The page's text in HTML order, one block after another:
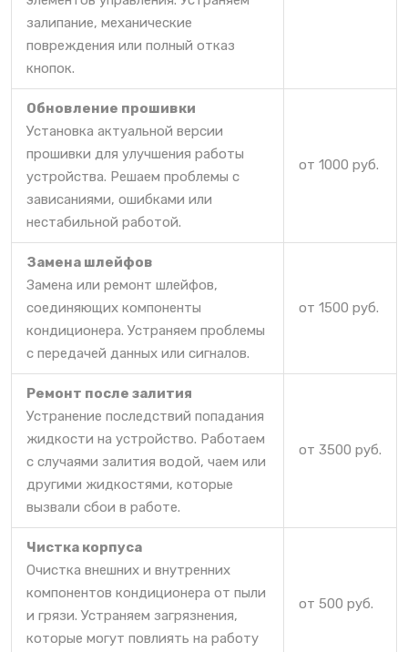
залипание, механические
повреждения или полный отказ
кнопок.
Обновление прошивки
Установка актуальной версии
прошивки для улучшения работы
устройства. Решаем проблемы с
зависаниями, ошибками или
нестабильной работой.
от 1000 руб.
Замена шлейфов
Замена или ремонт шлейфов,
соединяющих компоненты
кондиционера. Устраняем проблемы
с передачей данных или сигналов.
от 1500 руб.
Ремонт после залития
Устранение последствий попадания
жидкости на устройство. Работаем
с случаями залития водой, чаем или
другими жидкостями, которые
вызвали сбои в работе.
от 3500 руб.
Чистка корпуса
Очистка внешних и внутренних
компонентов кондиционера от пыли
и грязи. Устраняем загрязнения,
которые могут повлиять на работу
от 500 руб.